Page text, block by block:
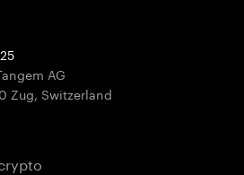
AG
Zug, Switzerland